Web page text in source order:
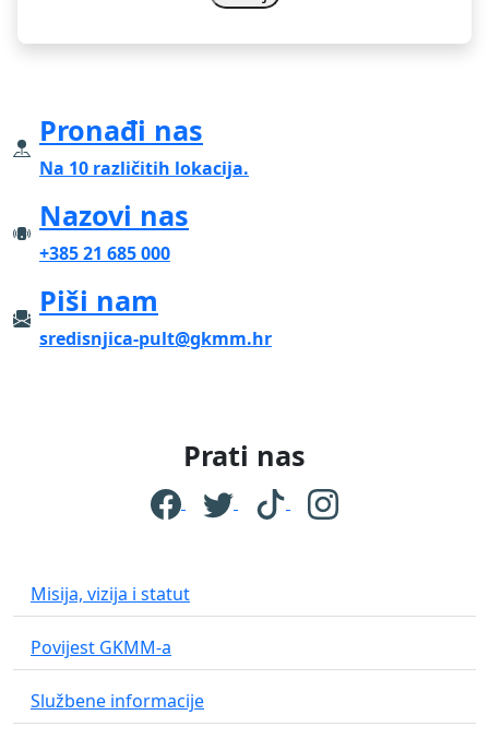
Pronađi nas
Na 10 različitih lokacija.
Nazovi nas
+385 21 685 000
Piši nam
sredisnjica-pult@gkmm.hr
Prati nas
Misija, vizija i statut
Povijest GKMM-a
Službene informacije